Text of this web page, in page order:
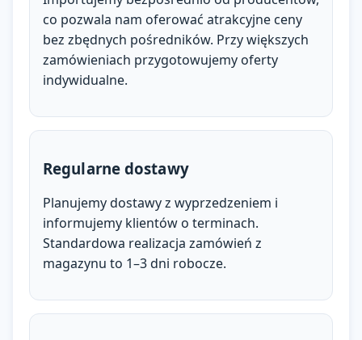
co pozwala nam oferować atrakcyjne ceny
bez zbędnych pośredników. Przy większych
zamówieniach przygotowujemy oferty
indywidualne.
Regularne dostawy
Planujemy dostawy z wyprzedzeniem i
informujemy klientów o terminach.
Standardowa realizacja zamówień z
magazynu to 1–3 dni robocze.